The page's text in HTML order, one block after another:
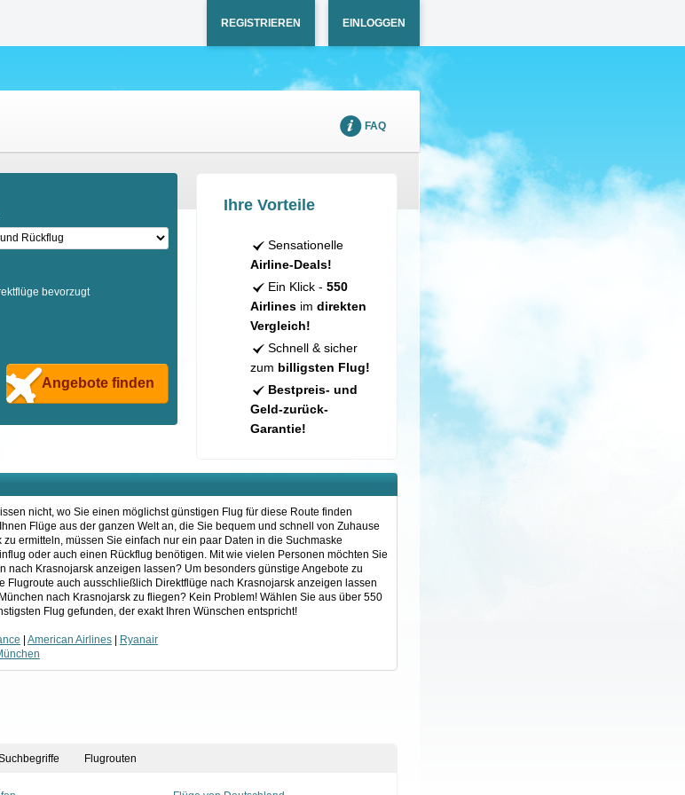
REGISTRIEREN EINLOGGEN
FAQ
bevorzugt
Angebote finden
Ihre Vorteile
Sensationelle
Airline-Deals!
Ein Klick - 550
Airlinesim direkten
Vergleich!
Schnell & sicher
zum billigsten Flug!
Bestpreis- und
Geld-zurück-
Garantie!
nicht, wo Sie einen möglichst günstigen Flug für diese Route finden
Flüge aus der ganzen Welt an, die Sie bequem und schnell von Zuhause
ermitteln, müssen Sie einfach nur ein paar Daten in die Suchmaske
oder auch einen Rückflug benötigen. Mit wie vielen Personen möchten Sie
Krasnojarsk anzeigen lassen? Um besonders günstige Angebote zu
auch ausschließlich Direktflüge nach Krasnojarsk anzeigen lassen
nach Krasnojarsk zu fliegen? Kein Problem! Wählen Sie aus über 550
Flug gefunden, der exakt Ihren Wünschen entspricht!
American Airlines|
Ryanair
Flugrouten